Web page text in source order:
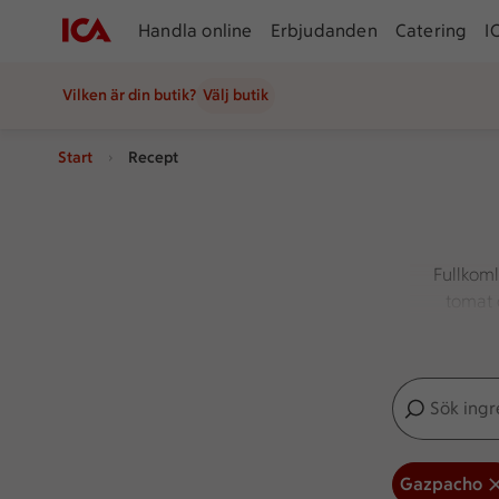
Handla online Erbjudanden Catering
Vilken är din butik? Välj butik
Start Recept
Sök
Inga förslag
Gazpacho